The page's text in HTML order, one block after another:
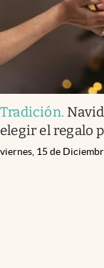
Tradición.
elegir el regalo
viernes, 15 de